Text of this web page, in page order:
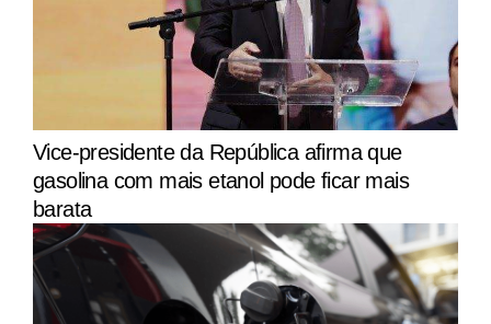
Vice-presidente da República afirma que
gasolina com mais etanol pode ficar mais
barata